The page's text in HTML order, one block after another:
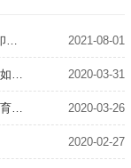
•2021年9月哈尔滨金融学院公共英语三级准考证打印时间 2021-08-01
•2020上半年东北林业大学公共英语三级笔试准考证如何打印 2020-03-31
•2020上半年黑龙江公共英语三级准考证是在中国教育考试网打印吗 2020-03-26
2020-02-27